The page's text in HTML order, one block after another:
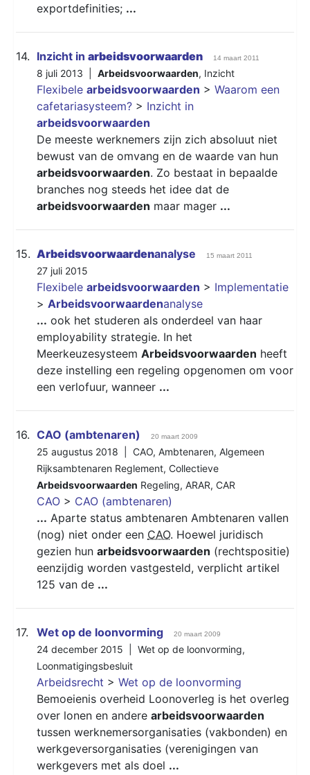
exportdefinities; ...
14. Inzicht in arbeidsvoorwaarden 14 maart 2011
8 juli 2013 | Arbeidsvoorwaarden, Inzicht
Flexibele arbeidsvoorwaarden > Waarom een
cafetariasysteem? > Inzicht in
arbeidsvoorwaarden
De meeste werknemers zijn zich absoluut niet
bewust van de omvang en de waarde van hun
arbeidsvoorwaarden. Zo bestaat in bepaalde
branches nog steeds het idee dat de
arbeidsvoorwaarden maar mager ...
15. Arbeidsvoorwaardenanalyse 15 maart 2011
27 juli 2015
Flexibele arbeidsvoorwaarden > Implementatie
> Arbeidsvoorwaardenanalyse
... ook het studeren als onderdeel van haar
employability strategie. In het
Meerkeuzesysteem Arbeidsvoorwaarden heeft
deze instelling een regeling opgenomen om voor
een verlofuur, wanneer ...
16. CAO (ambtenaren) 20 maart 2009
25 augustus 2018 | CAO, Ambtenaren, Algemeen
Rijksambtenaren Reglement, Collectieve
Arbeidsvoorwaarden Regeling, ARAR, CAR
CAO > CAO (ambtenaren)
... Aparte status ambtenaren Ambtenaren vallen
(nog) niet onder een CAO. Hoewel juridisch
gezien hun arbeidsvoorwaarden (rechtspositie)
eenzijdig worden vastgesteld, verplicht artikel
125 van de ...
17. Wet op de loonvorming 20 maart 2009
24 december 2015 | Wet op de loonvorming,
Loonmatigingsbesluit
Arbeidsrecht > Wet op de loonvorming
Bemoeienis overheid Loonoverleg is het overleg
over lonen en andere arbeidsvoorwaarden
tussen werknemersorganisaties (vakbonden) en
werkgeversorganisaties (verenigingen van
werkgevers met als doel ...